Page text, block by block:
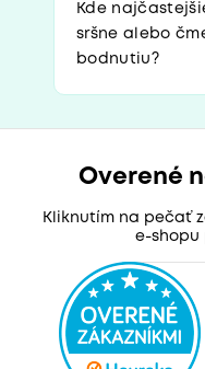
Kde
sršne alebo
bodnutiu?
Overené
Kliknutím na pečať
e-shopu